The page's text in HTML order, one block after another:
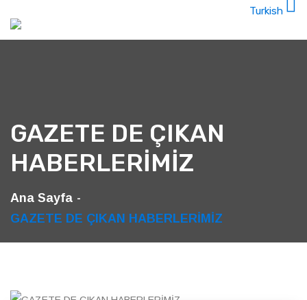
GAZETE DE ÇIKAN
HABERLERİMİZ
Ana Sayfa
GAZETE DE ÇIKAN HABERLERİMİZ